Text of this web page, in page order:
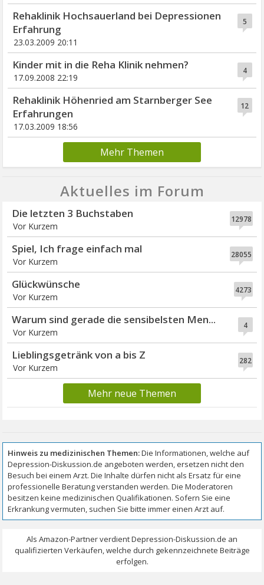
5
Rehaklinik Hochsauerland bei Depressionen
Erfahrung
23.03.2009 20:11
4
Kinder mit in die Reha Klinik nehmen?
17.09.2008 22:19
12
Rehaklinik Höhenried am Starnberger See
Erfahrungen
17.03.2009 18:56
Mehr Themen
Aktuelles im Forum
12978
Die letzten 3 Buchstaben
Vor Kurzem
28055
Spiel, Ich frage einfach mal
Vor Kurzem
4273
Glückwünsche
Vor Kurzem
4
Warum sind gerade die sensibelsten Men...
Vor Kurzem
282
Lieblingsgetränk von a bis Z
Vor Kurzem
Mehr neue Themen